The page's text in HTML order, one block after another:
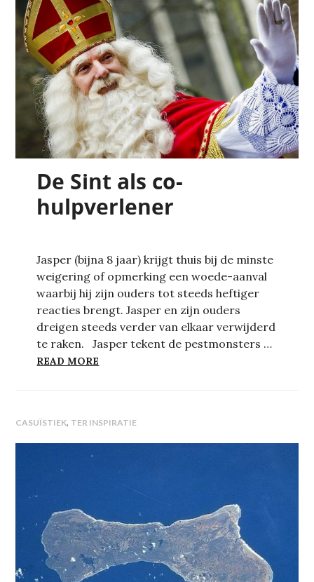
De Sint als co-
hulpverlener
Jasper (bijna 8 jaar) krijgt thuis bij de minste
weigering of opmerking een woede-aanval
waarbij hij zijn ouders tot steeds heftiger
reacties brengt. Jasper en zijn ouders
dreigen steeds verder van elkaar verwijderd
te raken. Jasper tekent de pestmonsters …
READ MORE
CASUÏSTIEK, TER INSPIRATIE